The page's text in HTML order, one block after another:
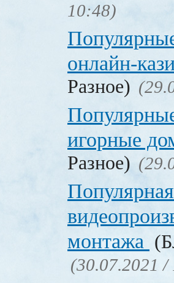
10:48)
онлайн-
Разное)
игорные
Разное)
монтажа
(30.07.2021 /